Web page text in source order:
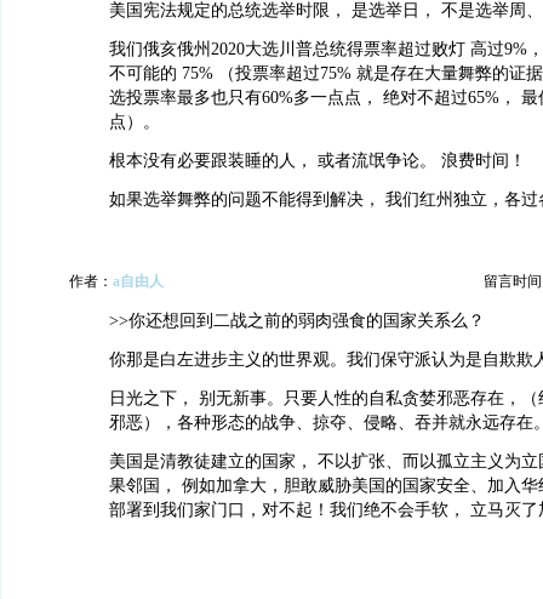
美国宪法规定的总统选举时限， 是选举日， 不是选举周
我们俄亥俄州2020大选川普总统得票率超过败灯 高过9%
不可能的 75% （投票率超过75% 就是存在大量舞弊的证
选投票率最多也只有60%多一点点， 绝对不超过65%，
点）。
根本没有必要跟装睡的人， 或者流氓争论。 浪费时间！
如果选举舞弊的问题不能得到解决， 我们红州独立，各过
作者： a自由人 留言时间
>>你还想回到二战之前的弱肉强食的国家关系么？
你那是白左进步主义的世界观。我们保守派认为是自欺欺
日光之下， 别无新事。只要人性的自私贪婪邪恶存在，
邪恶），各种形态的战争、掠夺、侵略、吞并就永远存在
美国是清教徒建立的国家， 不以扩张、而以孤立主义为
果邻国， 例如加拿大，胆敢威胁美国的国家安全、加入
部署到我们家门口，对不起！我们绝不会手软， 立马灭了